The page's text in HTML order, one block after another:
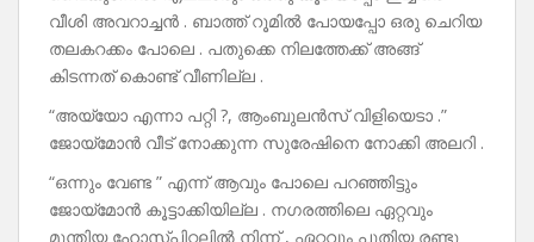
വീശി അവറാച്ചൻ . ബാത്ത് റൂമിൽ പോയപ്പോ ഒരു ചെറിയ
തലകറക്കം പോലെ . പതുക്കെ നിലത്തേക്ക് അങ്ങ്
കിടന്നത് കൊണ്ട് വീണില്ല .
“അയ്യോ എന്നാ പറ്റി ?, ആംബുലൻസ് വിളിയെടാ .”
ജോയ്മോൻ വീട് നോക്കുന്ന സുരേഷിനെ നോക്കി അലറി .
“ഒന്നും വേണ്ട ” എന്ന് ആവും പോലെ പറഞ്ഞിട്ടും
ജോയ്മോൻ കൂട്ടാക്കിയില്ല . നഗരത്തിലെ ഏറ്റവും
മുന്തിയ ഹോസ്പിറ്റലിൽ നിന്ന് , ഏറ്റവും പുതിയ രണ്ടു